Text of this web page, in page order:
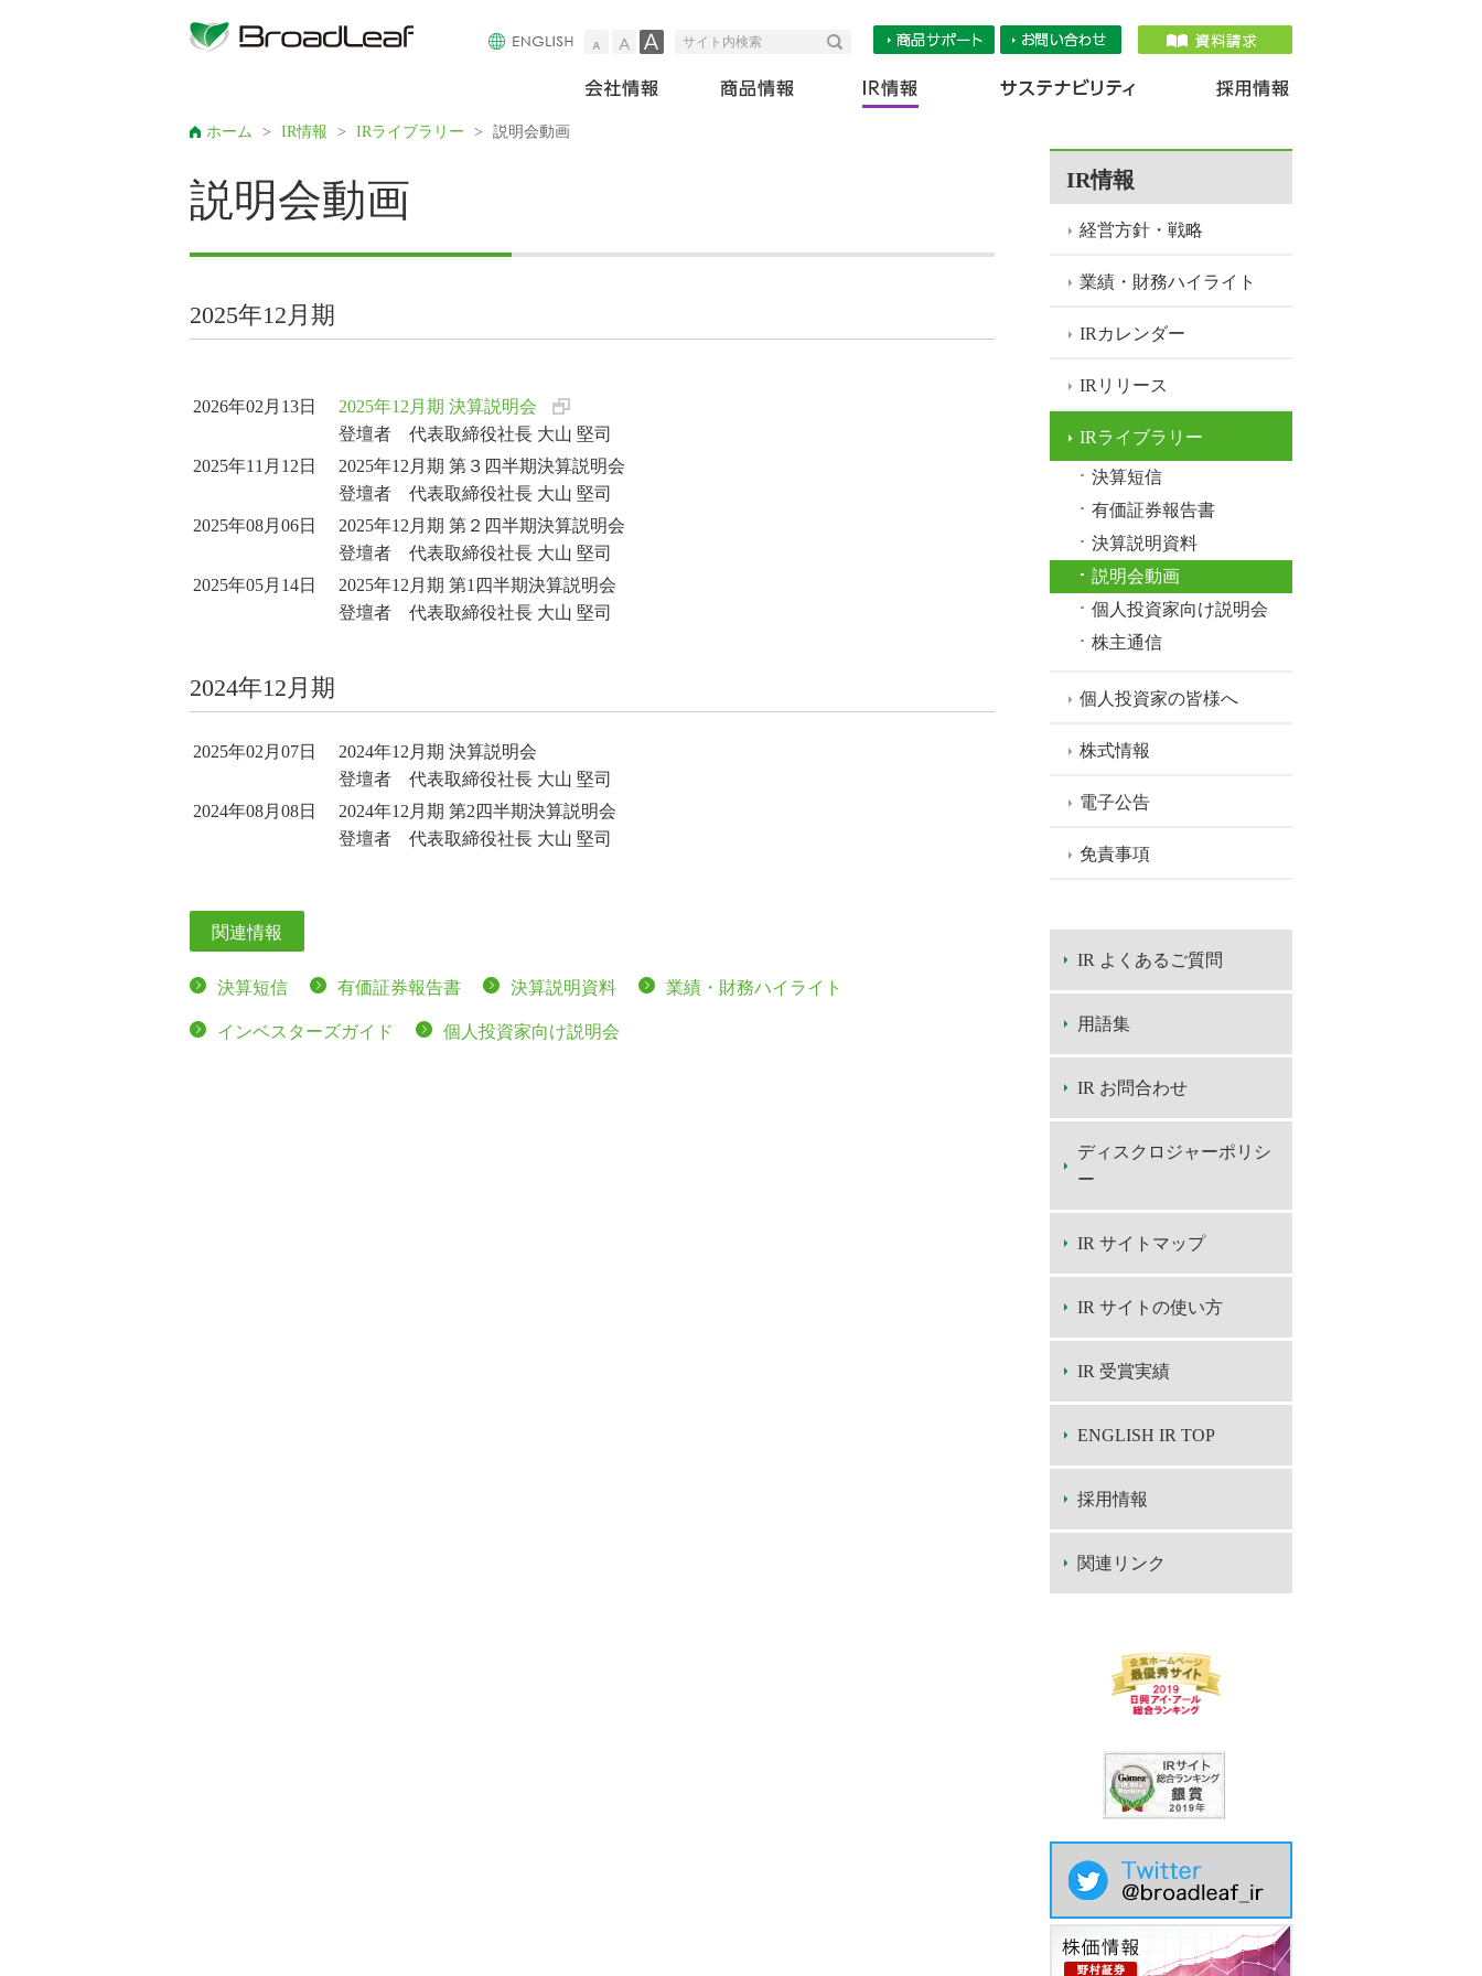
小 大
サイト内検索 検索
ホーム
> IR情報 > IRライブラリー > 説明会動画
説明会動画
2025年12月期
2026年02月13日
2025年12月期 決算説明会
登壇者 代表取締役社長 大山 堅司
2025年11月12日
2025年12月期 第３四半期決算説明会
登壇者 代表取締役社長 大山 堅司
2025年08月06日
2025年12月期 第２四半期決算説明会
登壇者 代表取締役社長 大山 堅司
2025年05月14日
2025年12月期 第1四半期決算説明会
登壇者 代表取締役社長 大山 堅司
2024年12月期
2025年02月07日
2024年12月期 決算説明会
登壇者 代表取締役社長 大山 堅司
2024年08月08日
2024年12月期 第2四半期決算説明会
登壇者 代表取締役社長 大山 堅司
関連情報
決算短信 有価証券報告書 決算説明資料 業績・財務ハイライト
インベスターズガイド 個人投資家向け説明会
IR情報
経営方針・戦略
業績・財務ハイライト
IRカレンダー
IRリリース
IRライブラリー
決算短信
有価証券報告書
決算説明資料
説明会動画
個人投資家向け説明会
株主通信
個人投資家の皆様へ
株式情報
電子公告
免責事項
IR よくあるご質問
用語集
IR お問合わせ
ディスクロジャーポリシ
ー
IR サイトマップ
IR サイトの使い方
IR 受賞実績
ENGLISH IR TOP
採用情報
関連リンク